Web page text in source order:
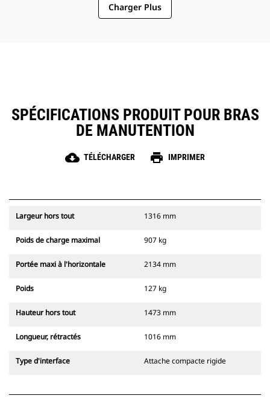
Charger Plus
SPÉCIFICATIONS PRODUIT POUR BRAS
DE MANUTENTION
cloud_download TÉLÉCHARGER print IMPRIMER
Largeur hors tout 1316 mm
Poids de charge maximal 907 kg
Portée maxi à l'horizontale 2134 mm
Poids 127 kg
Hauteur hors tout 1473 mm
Longueur, rétractés 1016 mm
Type d'interface Attache compacte rigide